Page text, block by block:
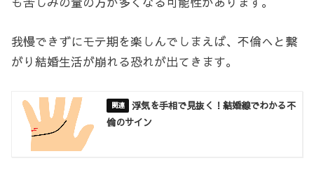
我慢できずにモテ期を楽しんでしまえば、不倫へと繋
がり結婚生活が崩れる恐れが出てきます。
浮気を手相で見抜く！結婚線でわかる不
倫のサイン